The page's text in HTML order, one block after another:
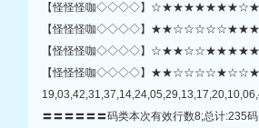
【怪怪怪咖◇◇◇◇】
【怪怪怪咖◇◇◇◇】
【怪怪怪咖◇◇◇◇】
【怪怪怪咖◇◇◇◇】
〓〓〓〓〓〓码类本次有效行数8;总计:235